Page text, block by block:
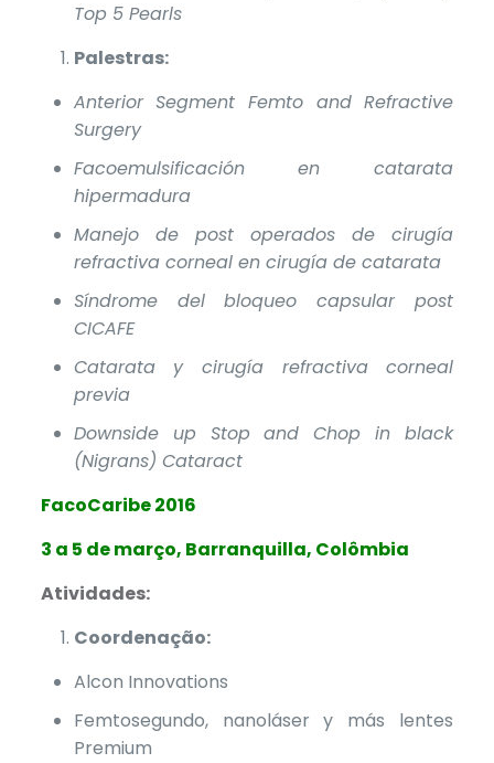
Top 5 Pearls
Palestras:
Anterior Segment Femto and Refractive
Surgery
Facoemulsificación en catarata
hipermadura
Manejo de post operados de cirugía
refractiva corneal en cirugía de catarata
Síndrome del bloqueo capsular post
CICAFE
Catarata y cirugía refractiva corneal
previa
Downside up Stop and Chop in black
(Nigrans) Cataract
FacoCaribe 2016
3 a 5 de março, Barranquilla, Colômbia
Atividades:
Coordenação:
Alcon Innovations
Femtosegundo, nanoláser y más lentes
Premium